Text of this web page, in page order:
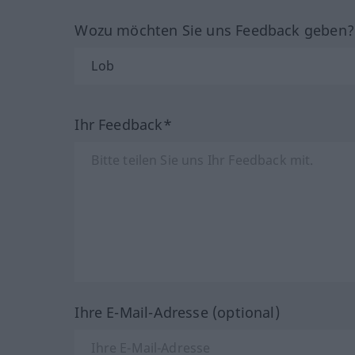
Wozu möchten Sie uns Feedback
Ihr Feedback*
Ihre E-Mail-Adresse (optional)